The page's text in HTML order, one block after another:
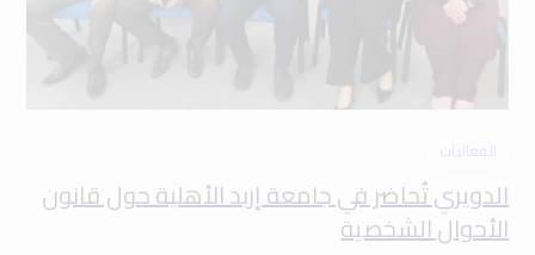
الفعاليات
الدويري تُحاضر في جامعة إربد الأهلية حول قانون
الأحوال الشخصية